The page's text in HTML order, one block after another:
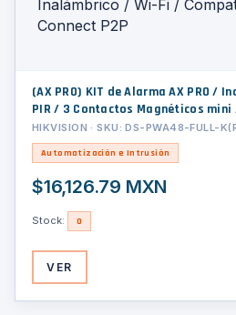
(AX PRO) KIT de Alarma AX PRO /
PIR / 3 Contactos Magnéticos mini
Sirena Estrobo en color Rojo
Teclado Inalámbrico / Wi-Fi /
P2P
HIKVISION · SKU: DS-PWA48-FULL-
Automatización e Intrusión
$16,126.79 MXN
Stock: 0
VER